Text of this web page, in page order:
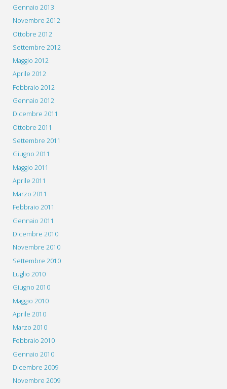
Gennaio 2013
Novembre 2012
Ottobre 2012
Settembre 2012
Maggio 2012
Aprile 2012
Febbraio 2012
Gennaio 2012
Dicembre 2011
Ottobre 2011
Settembre 2011
Giugno 2011
Maggio 2011
Aprile 2011
Marzo 2011
Febbraio 2011
Gennaio 2011
Dicembre 2010
Novembre 2010
Settembre 2010
Luglio 2010
Giugno 2010
Maggio 2010
Aprile 2010
Marzo 2010
Febbraio 2010
Gennaio 2010
Dicembre 2009
Novembre 2009